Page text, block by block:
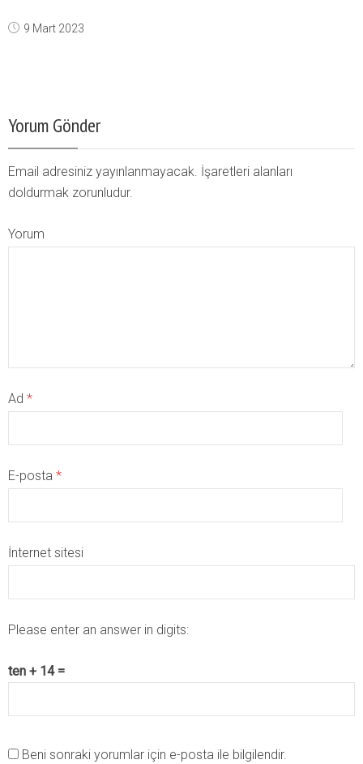
9 Mart 2023
Yorum Gönder
Email adresiniz yayınlanmayacak. İşaretleri alanları
doldurmak zorunludur.
Yorum
Ad *
E-posta *
İnternet sitesi
Please enter an answer in digits:
ten + 14 =
Beni sonraki yorumlar için e-posta ile bilgilendir.